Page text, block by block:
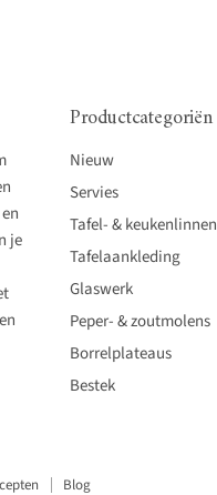
je
Productcategoriën
Nieuw
Servies
Tafel- & keukenlinnen
Tafelaankleding
Glaswerk
Peper- & zoutmolens
Borrelplateaus
Bestek
Blog